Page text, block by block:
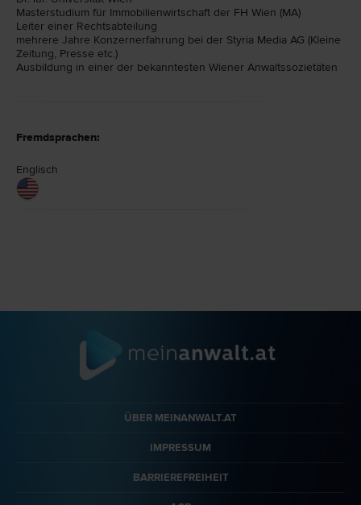
Masterstudium für Immobilienwirtschaft der FH Wien (MA)
Leiter einer Rechtsabteilung
mehrere Jahre Konzernerfahrung bei der Styria Media AG (Kleine
Zeitung, Presse etc.)
Ausbildung in einer der bekanntesten Wiener Anwaltssozietäten
Fremdsprachen:
Englisch
ÜBER MEINANWALT.AT
IMPRESSUM
BARRIEREFREIHEIT